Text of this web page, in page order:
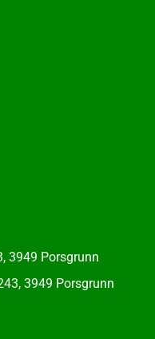
3949 Porsgrunn
3949 Porsgrunn